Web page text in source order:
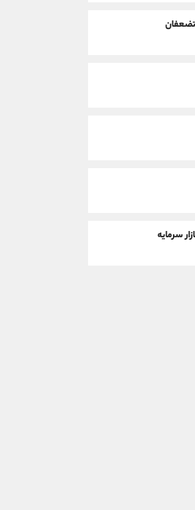
سرمایه